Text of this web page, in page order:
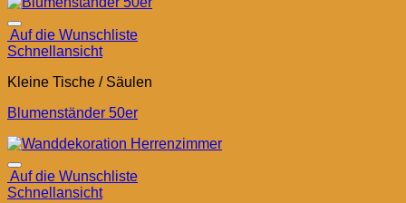
Auf die Wunschliste
Schnellansicht
Kleine Tische / Säulen
Blumenständer 50er
Auf die Wunschliste
Schnellansicht